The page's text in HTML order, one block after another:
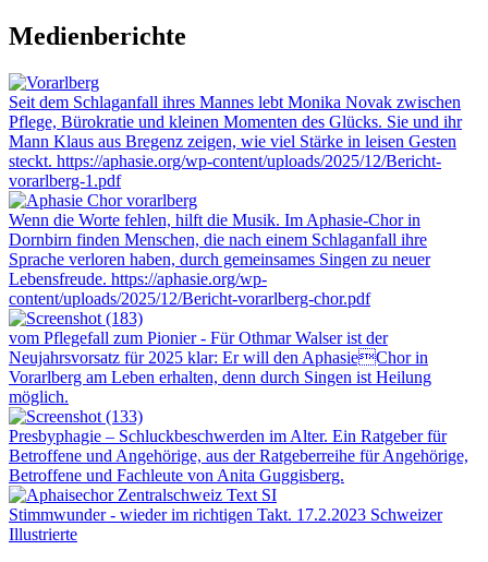
Medienberichte
Seit dem Schlaganfall ihres Mannes lebt Monika Novak zwischen
Pflege, Bürokratie und kleinen Momenten des Glücks. Sie und ihr
Mann Klaus aus Bregenz zeigen, wie viel Stärke in leisen Gesten
steckt. https://aphasie.org/wp-content/uploads/2025/12/Bericht-
vorarlberg-1.pdf
Wenn die Worte fehlen, hilft die Musik. Im Aphasie-Chor in
Dornbirn finden Menschen, die nach einem Schlaganfall ihre
Sprache verloren haben, durch gemeinsames Singen zu neuer
Lebensfreude. https://aphasie.org/wp-
content/uploads/2025/12/Bericht-vorarlberg-chor.pdf
vom Pflegefall zum Pionier - Für Othmar Walser ist der
Neujahrsvorsatz für 2025 klar: Er will den AphasieChor in
Vorarlberg am Leben erhalten, denn durch Singen ist Heilung
möglich.
Presbyphagie – Schluckbeschwerden im Alter. Ein Ratgeber für
Betroffene und Angehörige, aus der Ratgeberreihe für Angehörige,
Betroffene und Fachleute von Anita Guggisberg.
Stimmwunder - wieder im richtigen Takt. 17.2.2023 Schweizer
Illustrierte